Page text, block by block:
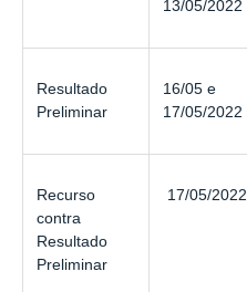
13/05/2022
Resultado
Preliminar
16/05 e
17/05/2022
Recurso
contra
Resultado
Preliminar
17/05/2022